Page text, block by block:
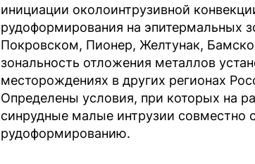
инициации околоинтрузивной
рудоформирования на эпитермальных
Покровском, Пионер, Желтунак,
зональность отложения металлов
месторождениях в других регионах
Определены условия, при которых на
синрудные малые интрузии совместно
рудоформированию.